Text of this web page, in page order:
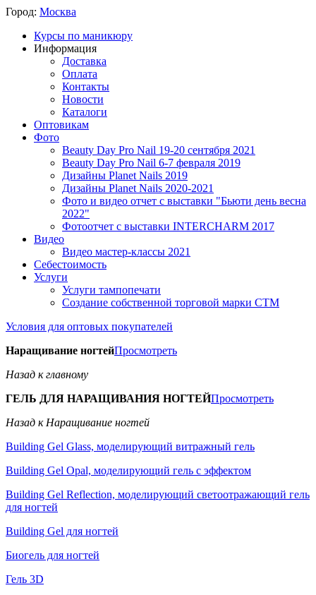
Город: Москва
Курсы по маникюру
Информация
Доставка
Оплата
Контакты
Новости
Каталоги
Оптовикам
Фото
Beauty Day Pro Nail 19-20 сентября 2021
Beauty Day Pro Nail 6-7 февраля 2019
Дизайны Planet Nails 2019
Дизайны Planet Nails 2020-2021
Фото и видео отчет с выставки "Бьюти день весна
2022"
Фотоотчет с выставки INTERCHARM 2017
Видео
Видео мастер-классы 2021
Себестоимость
Услуги
Услуги тампопечати
Создание собственной торговой марки СТМ
Условия для оптовых покупателей
Наращивание ногтейПросмотреть
Назад к главному
ГЕЛЬ ДЛЯ НАРАЩИВАНИЯ НОГТЕЙПросмотреть
Назад к Наращивание ногтей
Building Gel Glass, моделирующий витражный гель
Building Gel Opal, моделирующий гель с эффектом
Building Gel Reflection, моделирующий светоотражающий гель
для ногтей
Building Gel для ногтей
Биогель для ногтей
Гель 3D